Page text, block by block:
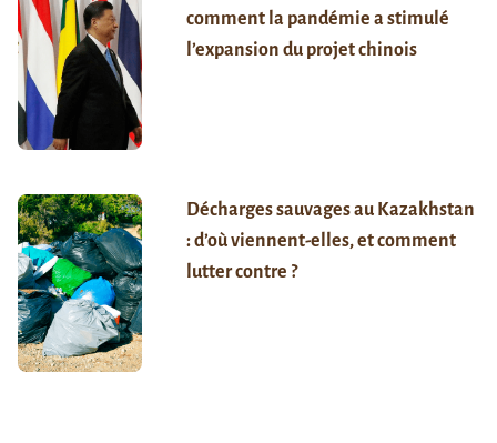
comment la pandémie a stimulé
l’expansion du projet chinois
Décharges sauvages au Kazakhstan
: d’où viennent-elles, et comment
lutter contre ?